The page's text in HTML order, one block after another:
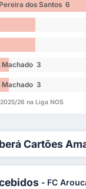
dos Santos 6
Machado 3
Machado 3
26 na Liga NOS
Cartões
- FC